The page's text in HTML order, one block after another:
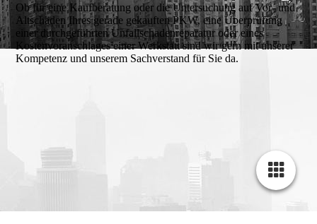
Ob für eine Kaufberatung oder die Untersuchung auf Vor- und
Altschäden Ihres gerade gekauften PKW, eine Überprüfung
einer durchgeführten Unfallschadenreparatur oder eines
Kostenvoranschlages einer Werkstatt sind wir gern mit unserer
Kompetenz und unserem Sachverstand für Sie da.